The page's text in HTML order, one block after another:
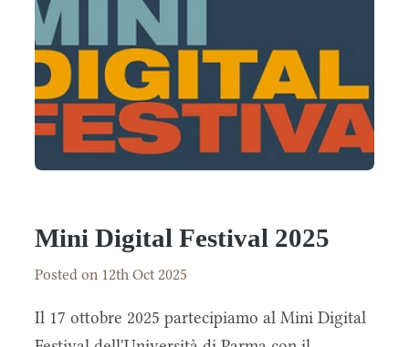
Mini Digital Festival 2025
Posted on 12th Oct 2025
Il 17 ottobre 2025 partecipiamo al Mini Digital